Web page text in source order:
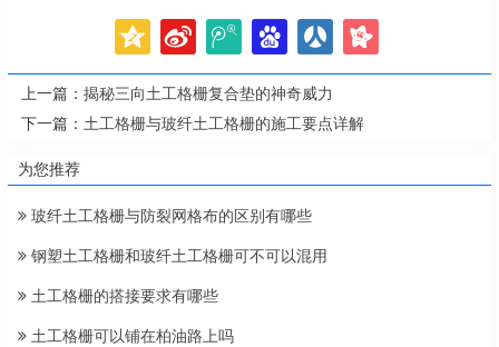
上一篇： 揭秘三向土工格栅复合垫的神奇威力
下一篇： 土工格栅与玻纤土工格栅的施工要点详解
为您推荐
玻纤土工格栅与防裂网格布的区别有哪些
钢塑土工格栅和玻纤土工格栅可不可以混用
土工格栅的搭接要求有哪些
土工格栅可以铺在柏油路上吗